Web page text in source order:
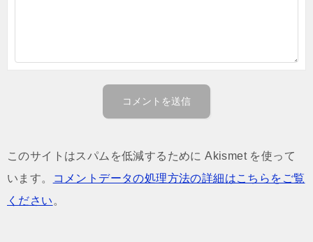
このサイトはスパムを低減するために Akismet を使って
います。
コメントデータの処理方法の詳細はこちらをご覧
ください 。